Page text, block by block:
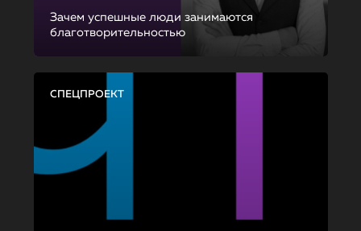
Зачем успешные люди занимаются
благотворительностью
СПЕЦПРОЕКТ